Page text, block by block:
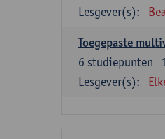
Lesgever(s):
Toegepaste
6 studiepunten
Lesgever(s):